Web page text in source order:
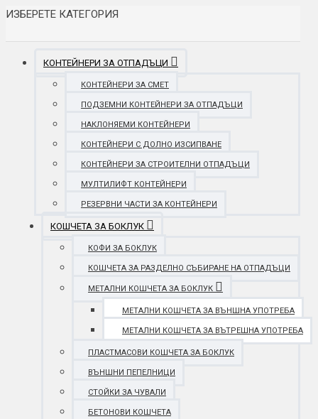
ИЗБЕРЕТЕ КАТЕГОРИЯ
КОНТЕЙНЕРИ ЗА ОТПАДЪЦИ
КОНТЕЙНЕРИ ЗА СМЕТ
ПОДЗЕМНИ КОНТЕЙНЕРИ ЗА ОТПАДЪЦИ
НАКЛОНЯЕМИ КОНТЕЙНЕРИ
КОНТЕЙНЕРИ С ДОЛНО ИЗСИПВАНЕ
КОНТЕЙНЕРИ ЗА СТРОИТЕЛНИ ОТПАДЪЦИ
МУЛТИЛИФТ КОНТЕЙНЕРИ
РЕЗЕРВНИ ЧАСТИ ЗА КОНТЕЙНЕРИ
КОШЧЕТА ЗА БОКЛУК
КОФИ ЗА БОКЛУК
КОШЧЕТА ЗА РАЗДЕЛНО СЪБИРАНЕ НА ОТПАДЪЦИ
МЕТАЛНИ КОШЧЕТА ЗА БОКЛУК
МЕТАЛНИ КОШЧЕТА ЗА ВЪНШНА УПОТРЕБА
МЕТАЛНИ КОШЧЕТА ЗА ВЪТРЕШНА УПОТРЕБА
ПЛАСТМАСОВИ КОШЧЕТА ЗА БОКЛУК
ВЪНШНИ ПЕПЕЛНИЦИ
СТОЙКИ ЗА ЧУВАЛИ
БЕТОНОВИ КОШЧЕТА